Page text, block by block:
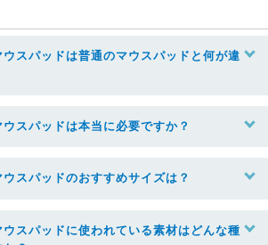
スパッドは普通のマウスパッドと何が違
スパッドは本当に必要ですか？
スパッドのおすすめサイズは？
スパッドに使われている素材はどんな種